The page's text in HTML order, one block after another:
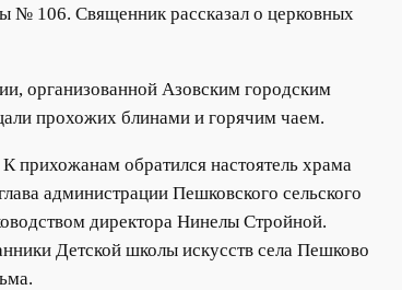
№ 106. Священник рассказал о церковных
организованной Азовским городским
прохожих блинами и горячим чаем.
обратился настоятель храма
администрации Пешковского сельского
директора Нинелы Стройной.
Детской школы искусств села Пешково